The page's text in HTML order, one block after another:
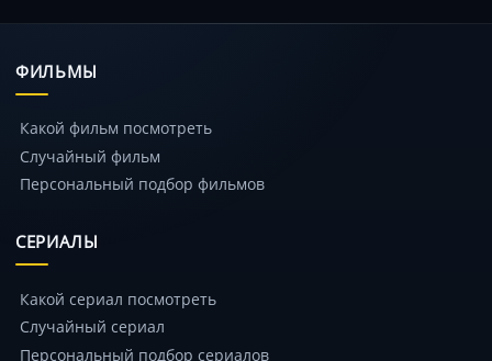
ФИЛЬМЫ
Какой фильм посмотреть
Случайный фильм
Персональный подбор фильмов
СЕРИАЛЫ
Какой сериал посмотреть
Случайный сериал
Персональный подбор сериалов